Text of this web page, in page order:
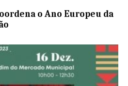
o Ano Europeu da